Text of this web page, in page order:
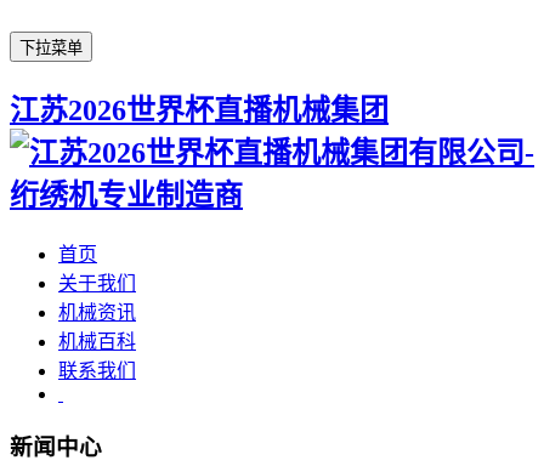
下拉菜单
江苏2026世界杯直播机械集团
首页
关于我们
机械资讯
机械百科
联系我们
新闻中心